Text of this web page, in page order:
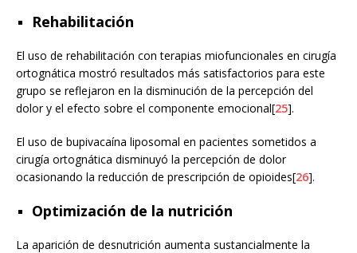
Rehabilitación
El uso de rehabilitación con terapias miofuncionales en cirugía
ortognática mostró resultados más satisfactorios para este
grupo se reflejaron en la disminución de la percepción del
dolor y el efecto sobre el componente emocional[25].
El uso de bupivacaína liposomal en pacientes sometidos a
cirugía ortognática disminuyó la percepción de dolor
ocasionando la reducción de prescripción de opioides[26].
Optimización de la nutrición
La aparición de desnutrición aumenta sustancialmente la